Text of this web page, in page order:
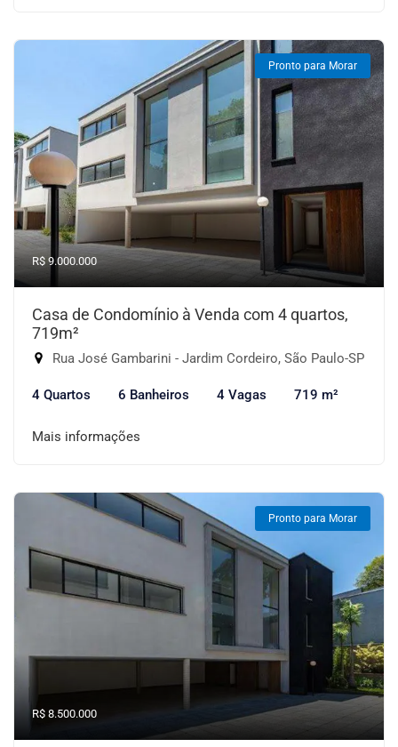
Pronto para Morar
R$ 9.000.000
Casa de Condomínio à Venda com 4 quartos,
719m²
Rua José Gambarini - Jardim Cordeiro, São Paulo-SP
4 Quartos 6 Banheiros 4 Vagas 719 m²
Mais informações
Pronto para Morar
R$ 8.500.000